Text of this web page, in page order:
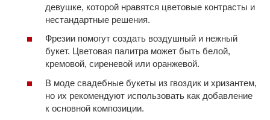
девушке, которой нравятся цветовые контрасты и
нестандартные решения.
Фрезии помогут создать воздушный и нежный
букет. Цветовая палитра может быть белой,
кремовой, сиреневой или оранжевой.
В моде свадебные букеты из гвоздик и хризантем,
но их рекомендуют использовать как добавление
к основной композиции.